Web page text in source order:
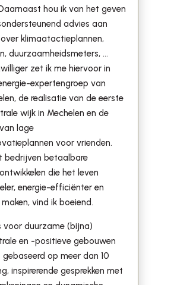
hou ik van het geven
advies aan
klimaatactieplannen,
duurzaamheidsmeters, …
zet ik me hiervoor in
expertengroep van
de realisatie van de eerste
wijk in Mechelen en de
lage
voor vrienden.
bedrijven betaalbare
die het leven
energie-efficiënter en
vind ik boeiend.
voor duurzame (bijna)
en -positieve gebouwen
gebaseerd op meer dan 10
inspirerende gesprekken met